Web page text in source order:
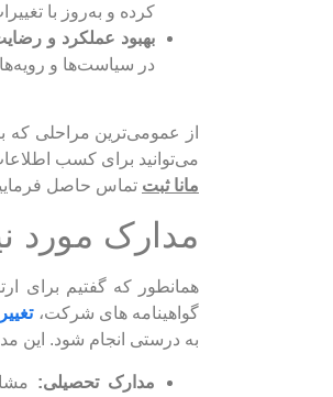
کرده و به‌روز با
بهبود عملکرد و
در سیاست‌ها و
از عمومی‌ترین مراحلی که
می‌توانید برای کسب
مانا ثبت تماس حاصل
مدارک مورد
همانطور که گفتیم برای
گواهینامه های شرکت،
به درستی انجام شود. این
مدارک تحصیلی: